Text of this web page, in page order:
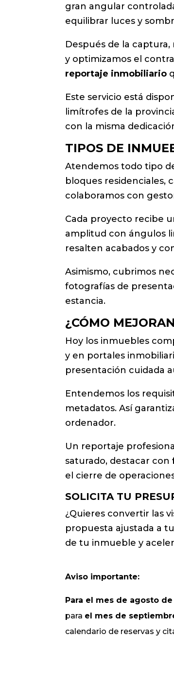
gran angular
equilibrar luces y
Después de la
y optimizamos el
reportaje inmobiliario
Este servicio está
limítrofes de la
con la misma
TIPOS DE
Atendemos todo tipo
bloques residenciales,
colaboramos con
Cada proyecto recibe
amplitud con ángulos
resalten acabados y
Asimismo, cubrimos
fotografías de
estancia.
¿CÓMO
Hoy los inmuebles
y en portales
presentación cuidada
Entendemos los
metadatos. Así
ordenador.
Un reportaje
saturado, destacar con
el cierre de
SOLICITA TU
¿Quieres convertir las
propuesta ajustada a
de tu inmueble y
Aviso importante:
Para el mes de agosto de
para el mes de
calendario de reservas y